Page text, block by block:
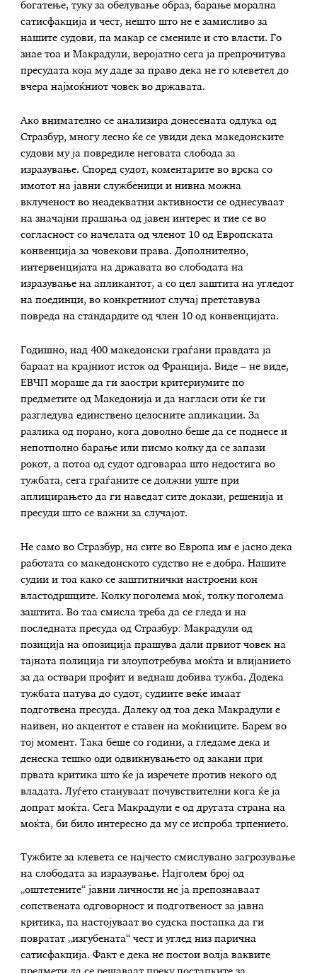
богатење, туку за обелување образ, барање морална
сатисфакција и чест, нешто што не е замисливо за
нашите судови, па макар се смениле и сто власти. Го
знае тоа и Макрадули, веројатно сега ја препрочитува
пресудата која му даде за право дека не го клеветел до
вчера најмоќниот човек во државата.
Ако внимателно се анализира донесената одлука од
Стразбур, многу лесно ќе се увиди дека македонските
судови му ја повредиле неговата слобода за
изразување. Според судот, коментарите во врска со
имотот на јавни службеници и нивна можна
вклученост во неадекватни активности се однесуваат
на значајни прашања од јавен интерес и тие се во
согласност со начелата од членот 10 од Европската
конвенција за човекови права. Дополнително,
интервенцијата на државата во слободата на
изразување на апликантот, а со цел заштита на угледот
на поединци, во конкретниот случај претставува
повреда на стандардите од член 10 од конвенцијата.
Годишно, над 400 македонски граѓани правдата ја
бараат на крајниот исток од Франција. Виде – не виде,
ЕВЧП мораше да ги заостри критериумите по
предметите од Македонија и да нагласи оти ќе ги
разгледува единствено целосните апликации. За
разлика од порано, кога доволно беше да се поднесе и
непотполно барање или писмо колку да се запази
рокот, а потоа од судот одговараа што недостига во
тужбата, сега граѓаните се должни уште при
аплицирањето да ги наведат сите докази, решенија и
пресуди што се важни за случајот.
Не само во Стразбур, на сите во Европа им е јасно дека
работата со македонското судство не е добра. Нашите
судии и тоа како се заштитнички настроени кон
властодршците. Колку поголема моќ, толку поголема
заштита. Во таа смисла треба да се гледа и на
последната пресуда од Стразбур: Макрадули од
позиција на опозиција прашува дали првиот човек на
тајната полиција ги злоупотребува моќта и влијанието
за да оствари профит и веднаш добива тужба. Додека
тужбата патува до судот, судиите веќе имаат
подготвена пресуда. Далеку од тоа дека Макрадули е
наивен, но акцентот е ставен на моќниците. Барем во
тој момент. Така беше со години, а гледаме дека и
денеска тешко оди одвикнувањето од закани при
првата критика што ќе ја изречете против некого од
владата. Луѓето стануваат почувствителни кога ќе ја
допрат моќта. Сега Макрадули е од другата страна на
моќта, би било интересно да му се испроба трпението.
Тужбите за клевета се најчесто смислувано загрозување
на слободата за изразување. Најголем број од
„оштетените“ јавни личности не ја препознаваат
сопствената одговорност и подготвеност за јавна
критика, па настојуваат во судска постапка да ги
повратат „изгубената“ чест и углед низ парична
сатисфакција. Факт е дека не постои волја ваквите